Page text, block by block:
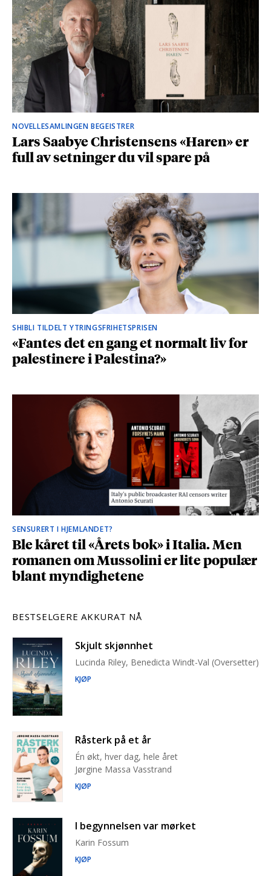
NOVELLESAMLINGEN BEGEISTRER
Lars Saabye Christensens «Haren» er
full av setninger du vil spare på
SHIBLI TILDELT YTRINGSFRIHETSPRISEN
«Fantes det en gang et normalt liv for
palestinere i Palestina?»
SENSURERT I HJEMLANDET?
Ble kåret til «Årets bok» i Italia. Men
romanen om Mussolini er lite populær
blant myndighetene
BESTSELGERE AKKURAT NÅ
Skjult skjønnhet
Lucinda Riley, Benedicta Windt-Val (Oversetter)
KJØP
Råsterk på et år
Én økt, hver dag, hele året
Jørgine Massa Vasstrand
KJØP
I begynnelsen var mørket
Karin Fossum
KJØP